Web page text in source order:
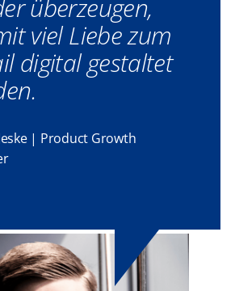
überzeugen,
viel Liebe zum
digital gestaltet
| Product Growth